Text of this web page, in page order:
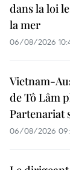
dans la loi
la mer
06/08/2026
Vietnam-
de Tô Lâm
Partenariat
06/08/2026